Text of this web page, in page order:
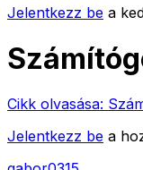
Jelentkezz be a
Cikk olvasása:
Jelentkezz be a